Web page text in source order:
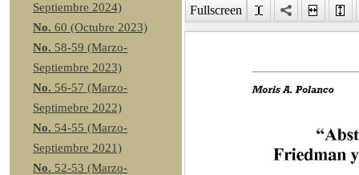
Septiembre 2024)
No. 60 (Octubre 2023)
No. 58-59 (Marzo-
Septiembre 2023)
No. 56-57 (Marzo-
Septimebre 2022)
No. 54-55 (Marzo-
Septiembre 2021)
No. 52-53 (Marzo-
Fullscreen